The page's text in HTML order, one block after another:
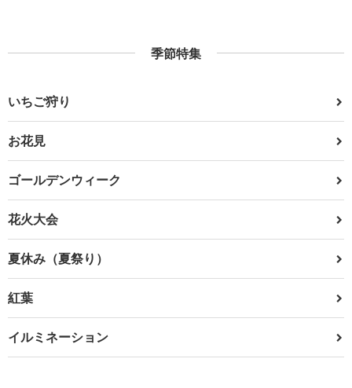
季節特集
いちご狩り
お花見
ゴールデンウィーク
花火大会
夏休み（夏祭り）
紅葉
イルミネーション